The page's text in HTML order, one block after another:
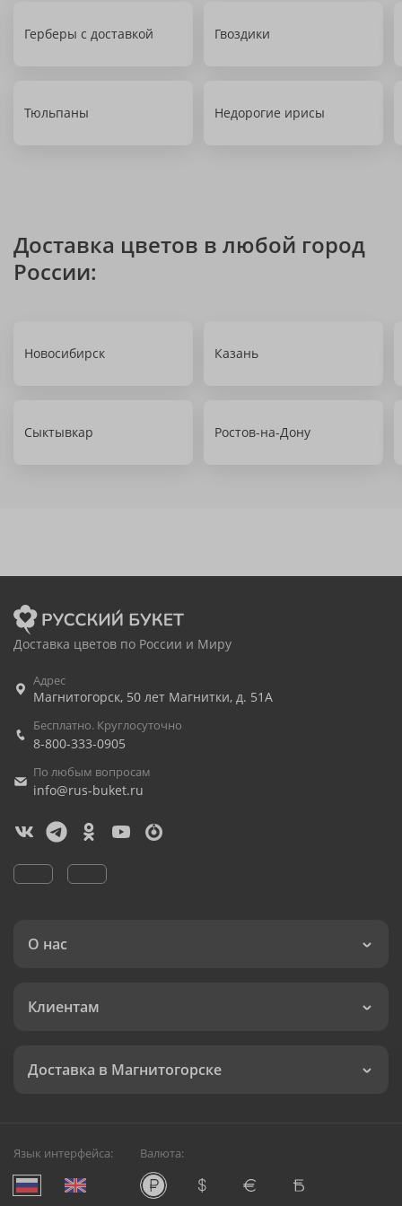
Герберы с доставкой Гвоздики
Тюльпаны Недорогие ирисы
Доставка цветов в любой город
России:
Новосибирск Казань
Сыктывкар Ростов-на-Дону
Доставка цветов по России и Миру
Адрес
Магнитогорск, 50 лет Магнитки, д. 51А
Бесплатно. Круглосуточно
8-800-333-0905
По любым вопросам
info@rus-buket.ru
О нас
Клиентам
Доставка в Магнитогорске
Язык интерфейса: Валюта: